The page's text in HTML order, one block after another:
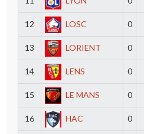
12 LOSC 0
13 LORIENT 0
14 LENS 0
15 LE MANS 0
16 HAC 0